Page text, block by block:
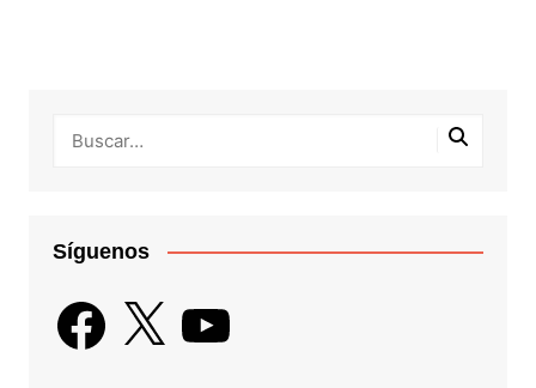
Síguenos
Facebook
X YouTube